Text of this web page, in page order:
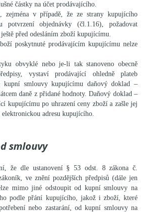
částky na účet prodávajícího.
zejména v případě, že ze strany kupujícího
potvrzení objednávky (čl.1.16), požadovat
před odesláním zboží kupujícímu.
poskytnuté prodávajícím kupujícímu nelze
obvyklé nebo je-li tak stanoveno obecně
vystaví prodávající ohledně plateb
kupní smlouvy kupujícímu daňový doklad –
daně z přidané hodnoty. Daňový doklad –
kupujícímu po uhrazení ceny zboží a zašle jej
adresu kupujícího.
smlouvy
že dle ustanovení § 53 odst. 8 zákona č.
ve znění pozdějších předpisů (dále jen
mimo jiné odstoupit od kupní smlouvy na
podle přání kupujícího, jakož i zboží, které
nebo zastarání, od kupní smlouvy na